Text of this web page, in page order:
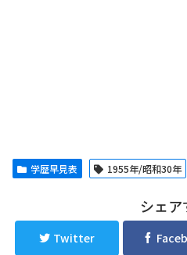
学歴早見表 1955年/昭和30年
シェア
Twitter